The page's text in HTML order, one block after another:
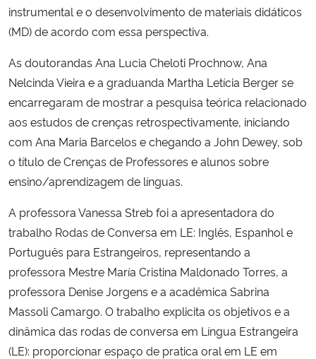
Secretaria-Geral
Gabinete de Segurança Institucional
Advocacia-Geral da União
Banco Central do Brasil
instrumental e o desenvolvimento de materiais didáticos
(MD) de acordo com essa perspectiva.
As doutorandas Ana Lucia Cheloti Prochnow, Ana
Nelcinda Vieira e a graduanda Martha Letícia Berger se
encarregaram de mostrar a pesquisa teórica relacionado
aos estudos de crenças retrospectivamente, iniciando
com Ana Maria Barcelos e chegando a John Dewey, sob
o título de Crenças de Professores e alunos sobre
ensino/aprendizagem de línguas.
A professora Vanessa Streb foi a apresentadora do
trabalho Rodas de Conversa em LE: Inglês, Espanhol e
Português para Estrangeiros, representando a
professora Mestre María Cristina Maldonado Torres, a
professora Denise Jorgens e a acadêmica Sabrina
Massoli Camargo. O trabalho explicita os objetivos e a
dinâmica das rodas de conversa em Língua Estrangeira
(LE): proporcionar espaço de pratica oral em LE em